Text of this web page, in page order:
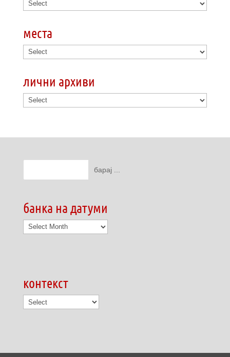
места
лични архиви
банка на датуми
банка
на
контекст